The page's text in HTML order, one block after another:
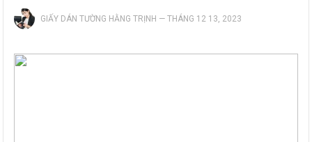
GIẤY DÁN TƯỜNG HẰNG TRỊNH —THÁNG 12 13, 2023